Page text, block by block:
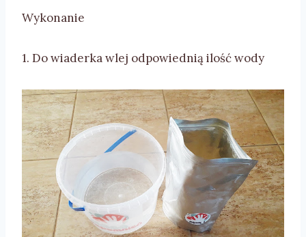
Wykonanie
1. Do wiaderka wlej odpowiednią ilość wody